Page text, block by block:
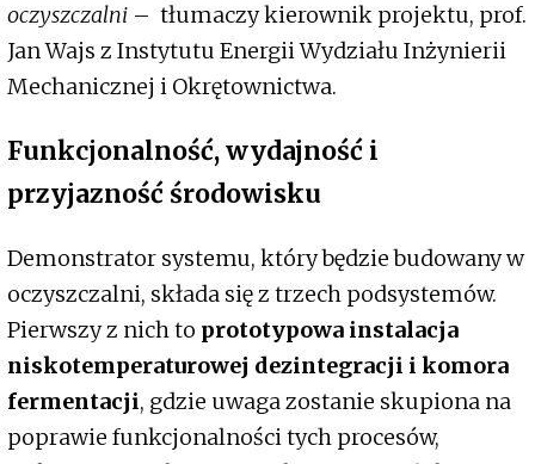
oczyszczalni – tłumaczy kierownik projektu, prof.
Jan Wajs z Instytutu Energii Wydziału Inżynierii
Mechanicznej i Okrętownictwa.
Funkcjonalność, wydajność i
przyjazność środowisku
Demonstrator systemu, który będzie budowany w
oczyszczalni, składa się z trzech podsystemów.
Pierwszy z nich to prototypowa instalacja
niskotemperaturowej dezintegracji i komora
fermentacji, gdzie uwaga zostanie skupiona na
poprawie funkcjonalności tych procesów,